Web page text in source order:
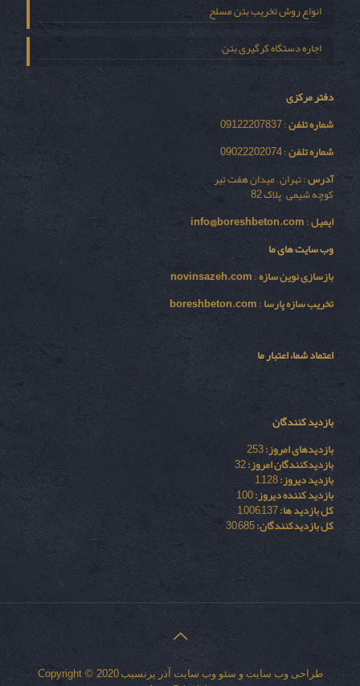
انواع روش تخریب بتن مسلح
اجاره دستگاه کرگیری بتن
دفتر مرکزی
شماره تلفن: 09122207837
شماره تلفن: 09022202074
آدرس: تهران – میدان هفت تیر
کوچه شیمی – پلاک 82
ایمیل:
info@boreshbeton.com
وب سایت های ما
بازسازی نوين سازه:
novinsazeh.com
تخریب سازه پارسا:
boreshbeton.com
اعتماد شما، اعتبار ما
بازدید کنندگان
بازدیدهای امروز:253
بازدیدکنندگان امروز:32
بازدید دیروز:1,128
بازدید کننده دیروز:100
کل بازدید ها:1,006,137
کل بازدیدکنند‌گان:30,685
طراحی وب سایت و سئو وب سایت آذر پرنسیب Copyright © 2020